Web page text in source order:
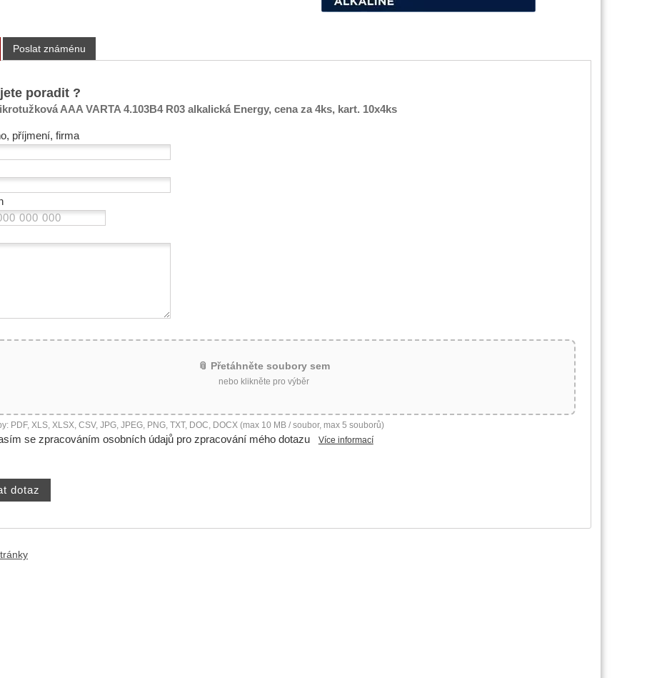
Poslat známénu
poradit ?
AAA VARTA 4.103B4 R03 alkalická Energy, cena za 4ks, kart. 10x4ks
příjmení, firma
📎 Přetáhněte soubory sem
nebo klikněte pro výběr
PDF, XLS, XLSX, CSV, JPG, JPEG, PNG, TXT, DOC, DOCX (max 10 MB / soubor, max 5 souborů)
se zpracováním osobních údajů pro zpracování mého dotazu Více informací